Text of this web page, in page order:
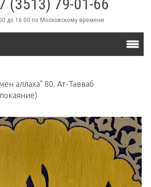
(3513) 79-01-66
до 16:00 по Московскому времени
аллаха" 80. Ат-Тавваб